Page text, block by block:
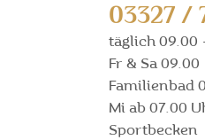
03327 /
täglich 09.00
Fr & Sa
Familienbad
Mi ab 07.00
Sportbecken